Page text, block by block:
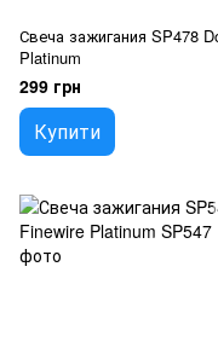
Свеча зажигания SP478
Platinum
299 грн
Купити